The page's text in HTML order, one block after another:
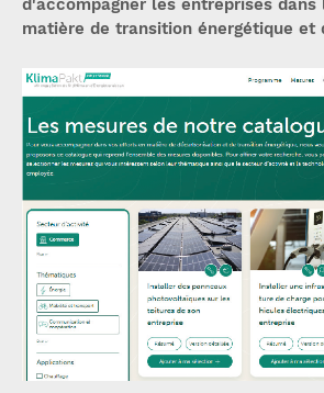
d'accompagner les entreprises
matière de transition énergétique et